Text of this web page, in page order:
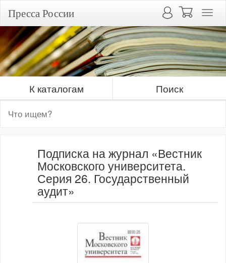
Пресса России
К каталогам Поиск
Подписка на журнал «Вестник
Московского университета.
Серия 26. Государственный
аудит»